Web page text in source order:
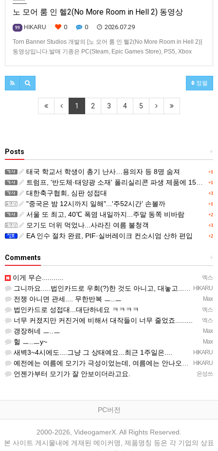
노 모어 룸 인 헬2(No More Room in Hell 2) 동영상
99 HIKARU 0 0 2026.07.29
Torn Banner Studios 개발의 [노 모어 룸 인 헬2(No More Room in Hell 2)]
동영상입니다.발매 기종은 PC(Steam, Epic Games Store), PS5, Xbox
정렬
1 2 3 4 5
+
Posts
+1
태국 학교서 학생이 총기 난사…용의자 등 8명 숨져
+1
트럼프, '반도체·태양광 소재' 폴리실리콘 파생 제품에 15% 관세...한국 기업도 영향
+3
대한축구협회, 심판 성접대
+1
"중국은 밤 12시까지 일해"...'주52시간' 손볼까
+2
서울 또 최고, 40℃ 폭염 내일까지...주말 동쪽 비바람
+3
모기도 더위 먹었나...사라진 여름 불청객
+2
EA 인수 절차 완료, PIF·실버레이크 컨소시엄 산하 편입
+
Comments
엑스
이게 무슨...........
HIKARU
그니까요.....법인카드로 우회(?)한 것도 아니고, 대놓고...ㅋ ㅋ)
Max
전쟁 아니면 관세.... 무한반복 ㅡ..ㅡ
엑스
법인카드로 성접대...대단하네요 ㅋㅋㅋㅋ
엑스
너무 커졌지만 커진거에 비해서 대작들이 너무 줄었죠.........
Max
갱장허네 ㅡ..ㅡ
Max
헐 ㅡ..ㅡy~
HIKARU
새벽3~4시에도....그냥 그 상태예요...최근 1주일은....
HIKARU
예전에는 여름에 모기가 극성이었는데, 여름에는 안나오는 것 같은.....ㅎ ㅎ)
은성쓰
언젠가부터 모기가 잘 안보이더라고요.
PC버전
2000-2026, VideogamerX. All Rights Reserved.
본 사이트 게시물내에 게재된 메이커명, 제품명칭 등은 각 기업의 상표